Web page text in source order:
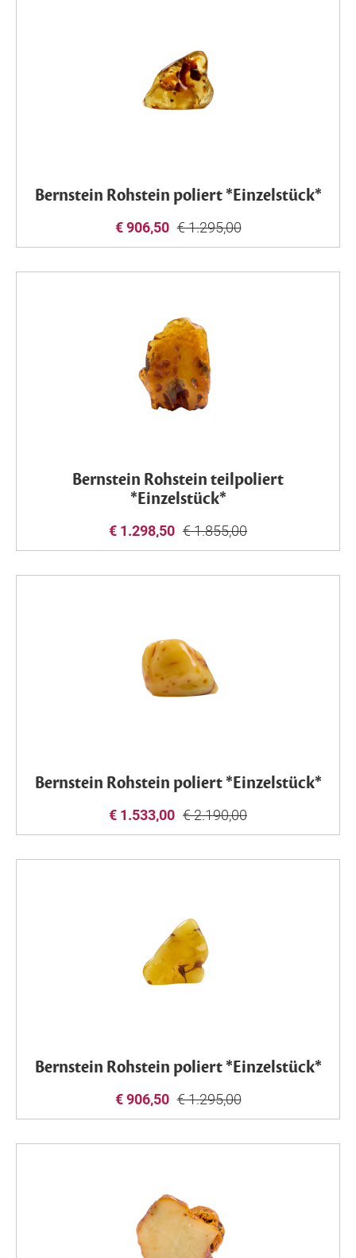
Bernstein Rohstein poliert *Einzelstück*
€ 906,50 € 1.295,00
Bernstein Rohstein teilpoliert
*Einzelstück*
€ 1.298,50 € 1.855,00
Bernstein Rohstein poliert *Einzelstück*
€ 1.533,00 € 2.190,00
Bernstein Rohstein poliert *Einzelstück*
€ 906,50 € 1.295,00